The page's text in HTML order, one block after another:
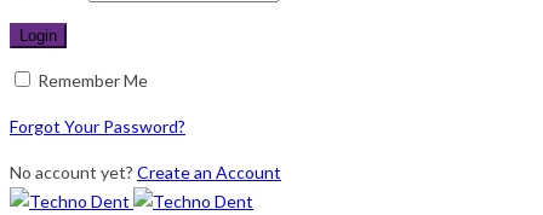
Remember Me
Forgot Your Password?
No account yet? Create an Account